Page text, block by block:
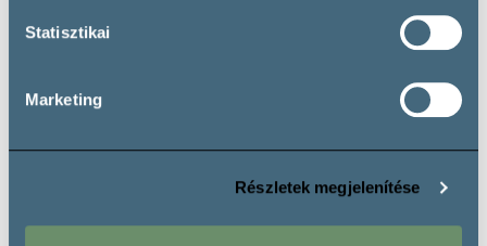
Statisztikai
Marketing
Részletek megjelenítése
Nyitvatartás